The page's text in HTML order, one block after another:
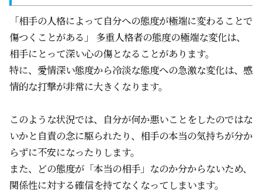
「相手の人格によって自分への態度が極端に変わることで
傷つくことがある」 多重人格者の態度の極端な変化は、
相手にとって深い心の傷となることがあります。
特に、愛情深い態度から冷淡な態度への急激な変化は、感
情的な打撃が非常に大きくなります。
このような状況では、自分が何か悪いことをしたのではな
いかと自責の念に駆られたり、相手の本当の気持ちが分か
らずに不安になったりします。
また、どの態度が「本当の相手」なのか分からないため、
関係性に対する確信を持てなくなってしまいます。